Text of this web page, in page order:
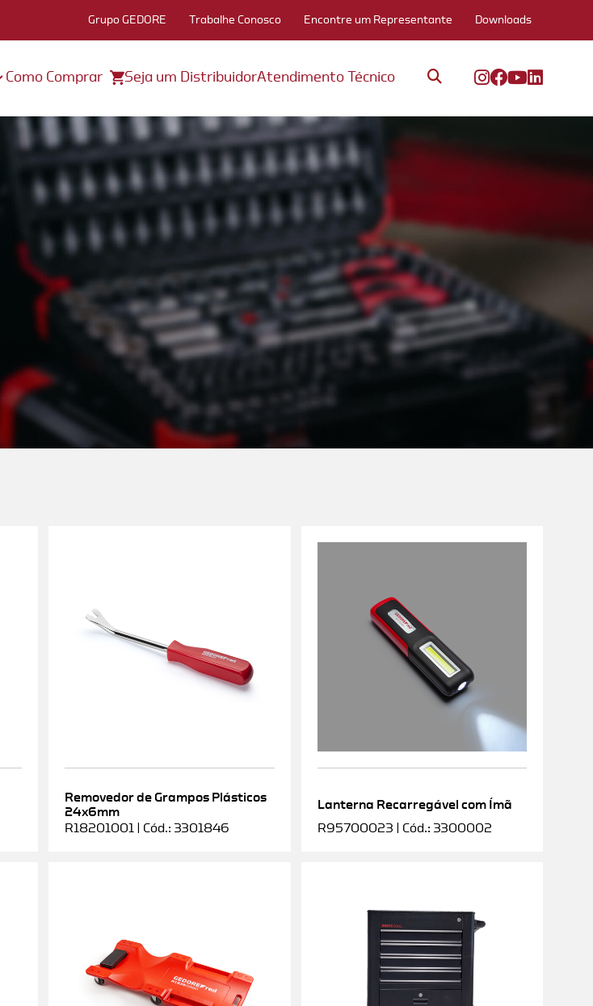
Grupo GEDORE Trabalhe Conosco Encontre um Representante Downloads
Como Comprar Seja um DistribuidorAtendimento Técnico
Removedor de Grampos Plásticos
24x6mm
R18201001 | Cód.: 3301846
Lanterna Recarregável com Ímã
R95700023 | Cód.: 3300002